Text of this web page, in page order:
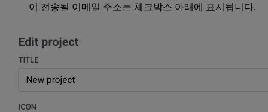
이 전송될 이메일 주소는 체크박스 아래에 표시됩니다.